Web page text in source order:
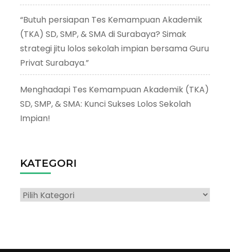
“Butuh persiapan Tes Kemampuan Akademik
(TKA) SD, SMP, & SMA di Surabaya? Simak
strategi jitu lolos sekolah impian bersama Guru
Privat Surabaya.”
Menghadapi Tes Kemampuan Akademik (TKA)
SD, SMP, & SMA: Kunci Sukses Lolos Sekolah
Impian!
KATEGORI
Kategori